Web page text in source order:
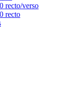
recto/verso
recto